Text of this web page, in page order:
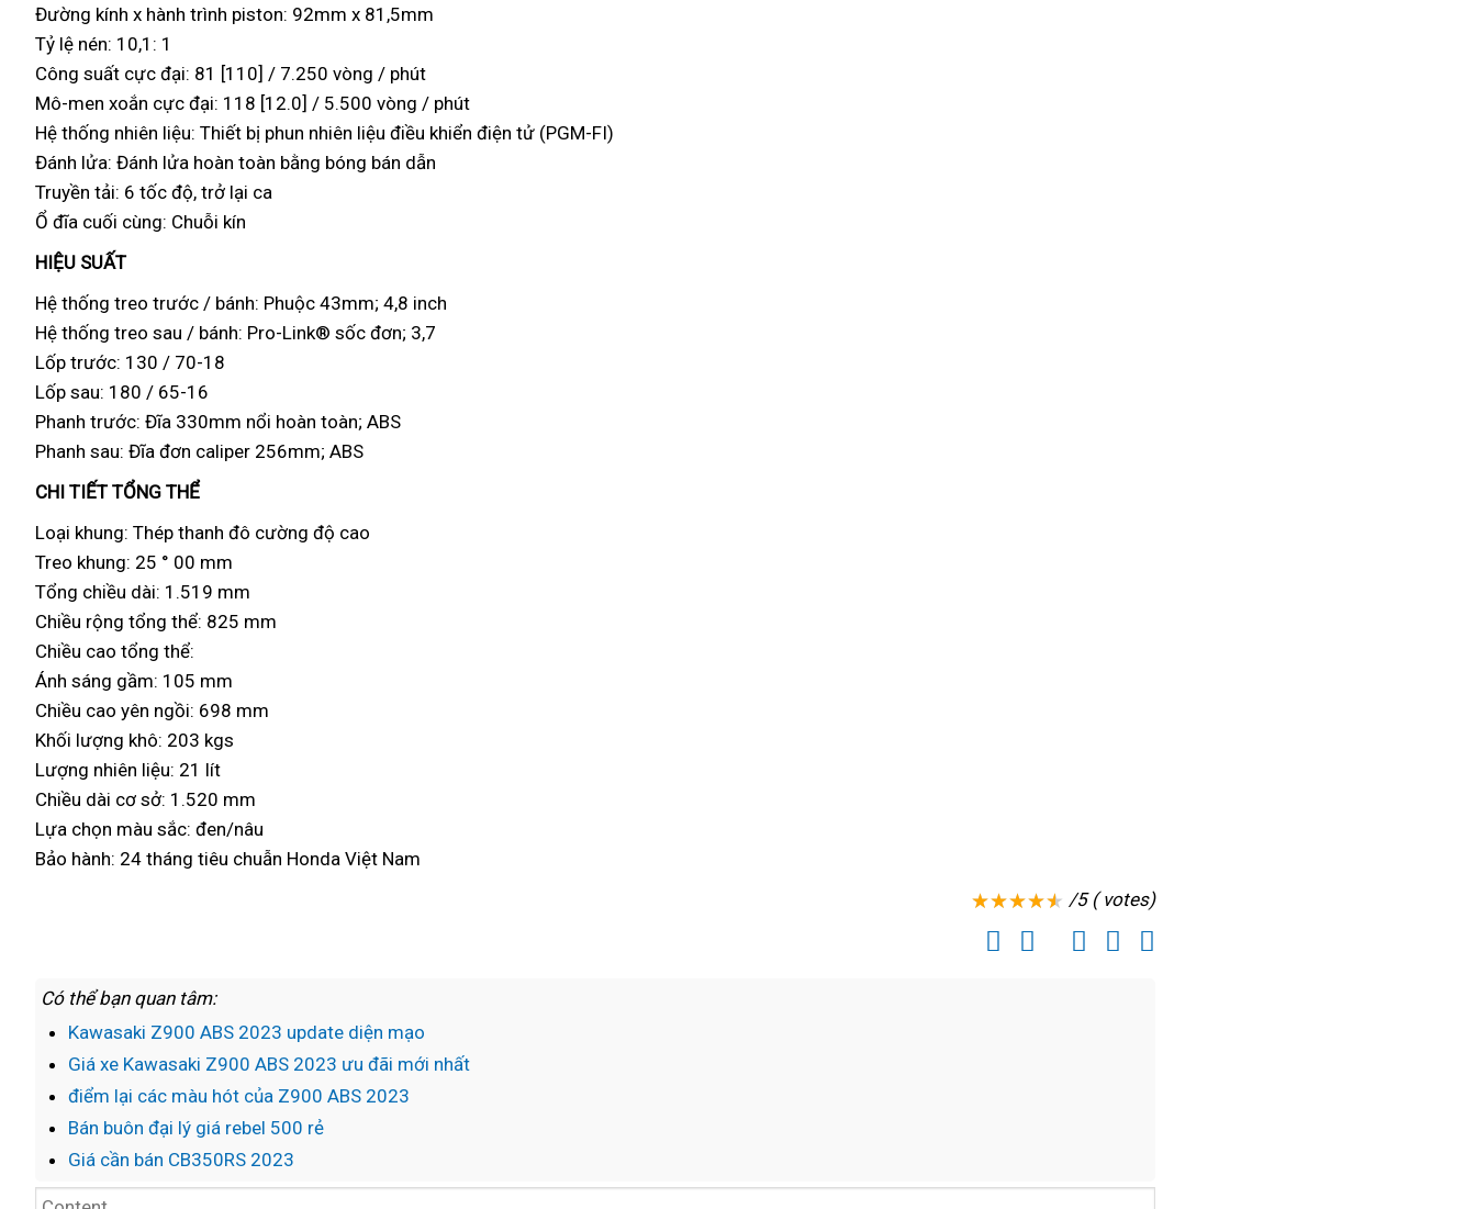
Đường kính x hành trình piston: 92mm x 81,5mm
Tỷ lệ nén: 10,1: 1
Công suất cực đại: 81 [110] / 7.250 vòng / phút
Mô-men xoắn cực đại: 118 [12.0] / 5.500 vòng / phút
Hệ thống nhiên liệu: Thiết bị phun nhiên liệu điều khiển điện tử (PGM-FI)
Đánh lửa: Đánh lửa hoàn toàn bằng bóng bán dẫn
Truyền tải: 6 tốc độ, trở lại ca
Ổ đĩa cuối cùng: Chuỗi kín
HIỆU SUẤT
Hệ thống treo trước / bánh: Phuộc 43mm; 4,8 inch
Hệ thống treo sau / bánh: Pro-Link® sốc đơn; 3,7
Lốp trước: 130 / 70-18
Lốp sau: 180 / 65-16
Phanh trước: Đĩa 330mm nổi hoàn toàn; ABS
Phanh sau: Đĩa đơn caliper 256mm; ABS
CHI TIẾT TỔNG THỂ
Loại khung: Thép thanh đô cường độ cao
Treo khung: 25 ° 00 mm
Tổng chiều dài: 1.519 mm
Chiều rộng tổng thể: 825 mm
Chiều cao tổng thể:
Ánh sáng gầm: 105 mm
Chiều cao yên ngồi: 698 mm
Khối lượng khô: 203 kgs
Lượng nhiên liệu: 21 lít
Chiều dài cơ sở: 1.520 mm
Lựa chọn màu sắc: đen/nâu
Bảo hành: 24 tháng tiêu chuẫn Honda Việt Nam
/5 ( votes)
Có thể bạn quan tâm:
Kawasaki Z900 ABS 2023 update diện mạo
Giá xe Kawasaki Z900 ABS 2023 ưu đãi mới nhất
điểm lại các màu hót của Z900 ABS 2023
Bán buôn đại lý giá rebel 500 rẻ
Giá cần bán CB350RS 2023